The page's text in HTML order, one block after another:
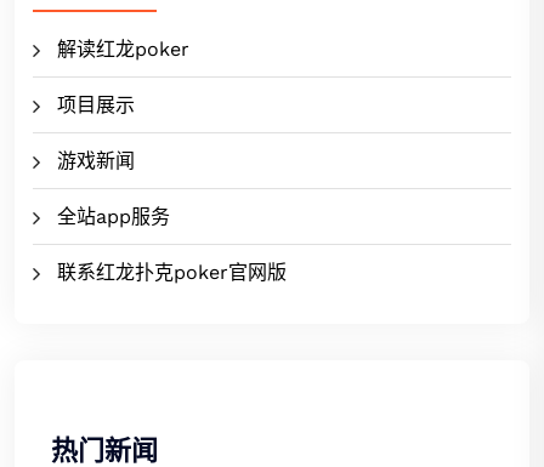
解读红龙poker
项目展示
游戏新闻
全站app服务
联系红龙扑克poker官网版
热门新闻